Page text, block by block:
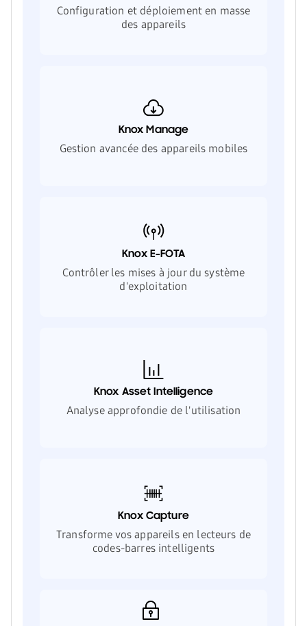
Configuration et déploiement en masse
des appareils
Knox Manage
Gestion avancée des appareils mobiles
Knox E-FOTA
Contrôler les mises à jour du système
d'exploitation
Knox Asset Intelligence
Analyse approfondie de l'utilisation
Knox Capture
Transforme vos appareils en lecteurs de
codes-barres intelligents